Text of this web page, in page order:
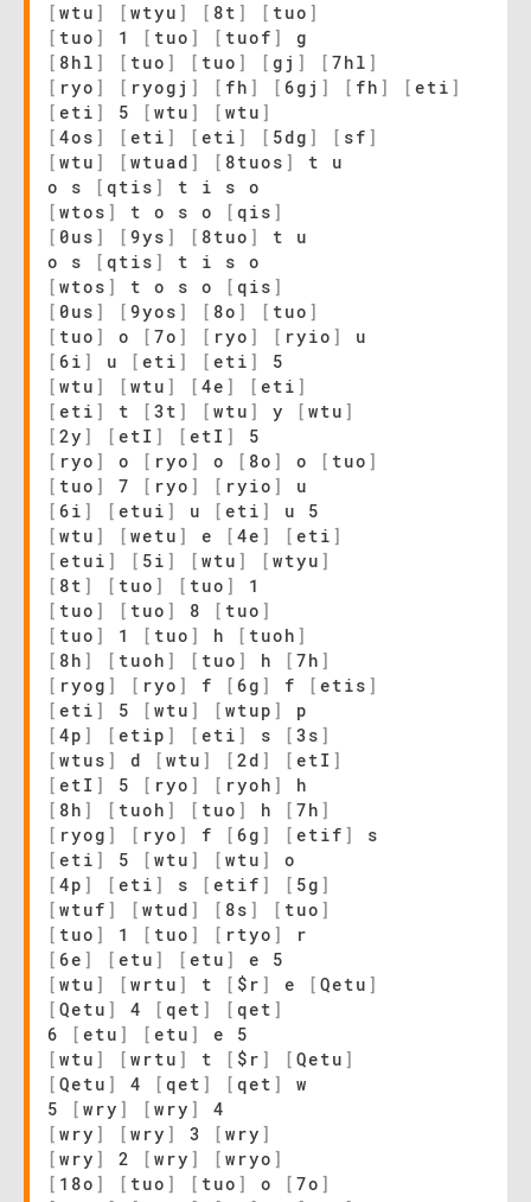
[ wtu ] [ wtyu ] [ 8t ] [ tuo ]
[ tuo ] 1 [ tuo ] [ tuof ]
g
[ 8hl ] [ tuo ] [ tuo ] [ gj ] [ 7hl ]
[ ryo ] [ ryogj ] [ fh ] [ 6gj ] [ fh ] [ eti ]
[ eti ] 5 [ wtu ] [ wtu ]
[ 4os ] [ eti ] [ eti ] [ 5dg ] [ sf ]
[ wtu ] [ wtuad ] [ 8tuos ]
t u
o s
[ qtis ]
t i s o
[ wtos ] t o s o [ qis ]
[ 0us ] [ 9ys ] [ 8tuo ]
t u
o s
[ qtis ]
t i s o
[ wtos ] t o s o [ qis ]
[ 0us ] [ 9yos ] [ 8o ] [ tuo ]
[ tuo ] o [ 7o ] [ ryo ] [ ryio ]
u
[ 6i ] u [ eti ] [ eti ]
5
[ wtu ] [ wtu ] [ 4e ] [ eti ]
[ eti ] t [ 3t ] [ wtu ] y [ wtu ]
[ 2y ] [ etI ] [ etI ]
5
[ ryo ] o [ ryo ] o [ 8o ] o [ tuo ]
[ tuo ] 7 [ ryo ] [ ryio ]
u
[ 6i ] [ etui ] u [ eti ]
u 5
[ wtu ] [ wetu ] e [ 4e ] [ eti ]
[ etui ] [ 5i ] [ wtu ] [ wtyu ]
[ 8t ] [ tuo ] [ tuo ]
1
[ tuo ] [ tuo ] 8 [ tuo ]
[ tuo ] 1 [ tuo ] h [ tuoh ]
[ 8h ] [ tuoh ] [ tuo ] h [ 7h ]
[ ryog ] [ ryo ] f [ 6g ] f [ etis ]
[ eti ] 5 [ wtu ] [ wtup ]
p
[ 4p ] [ etip ] [ eti ] s [ 3s ]
[ wtus ] d [ wtu ] [ 2d ] [ etI ]
[ etI ] 5 [ ryo ] [ ryoh ]
h
[ 8h ] [ tuoh ] [ tuo ] h [ 7h ]
[ ryog ] [ ryo ] f [ 6g ] [ etif ]
s
[ eti ] 5 [ wtu ] [ wtu ]
o
[ 4p ] [ eti ] s [ etif ] [ 5g ]
[ wtuf ] [ wtud ] [ 8s ] [ tuo ]
[ tuo ] 1 [ tuo ] [ rtyo ]
r
[ 6e ] [ etu ] [ etu ]
e 5
[ wtu ] [ wrtu ] t [ $r ] e [ Qetu ]
[ Qetu ] 4 [ qet ] [ qet ]
6
[ etu ] [ etu ]
e 5
[ wtu ] [ wrtu ] t [ $r ] [ Qetu ]
[ Qetu ] 4 [ qet ] [ qet ]
w
5
[ wry ] [ wry ]
4
[ wry ] [ wry ] 3 [ wry ]
[ wry ] 2 [ wry ] [ wryo ]
[ 18o ] [ tuo ] [ tuo ] o [ 7o ]